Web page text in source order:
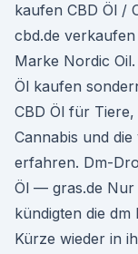
kaufen CBD Öl /
cbd.de
Marke Nordic
Öl kaufen
CBD Öl für Tiere,
Cannabis und
erfahren. Dm-
Öl — gras.de Nur
kündigten die
Kürze wieder in